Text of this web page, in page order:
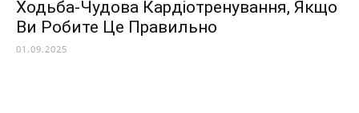
Ходьба-Чудова Кардіотренування, Якщо
Ви Робите Це Правильно
01.09.2025